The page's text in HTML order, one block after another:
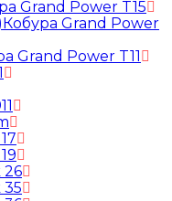
Grand Power T15
Кобура Grand Power
Grand Power T11
26
35